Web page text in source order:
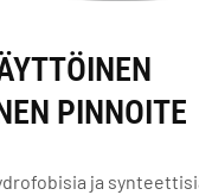
PINNOITE
ja